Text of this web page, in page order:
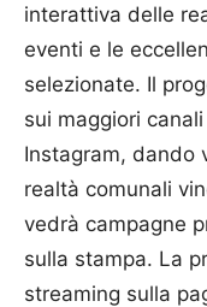
interattiva delle
eventi e le
selezionate. Il
sui maggiori
Instagram, dando
realtà comunali
vedrà campagne
sulla stampa. La
streaming sulla